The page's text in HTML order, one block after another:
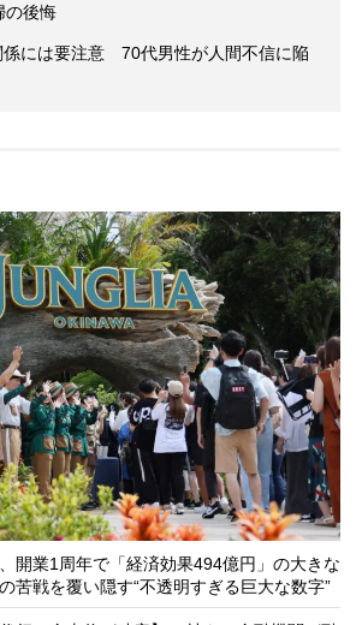
の後悔
係には要注意 70代男性が人間不信に陥
開業1周年で「経済効果494億円」の大きな
苦戦を覆い隠す“不透明すぎる巨大な数字”